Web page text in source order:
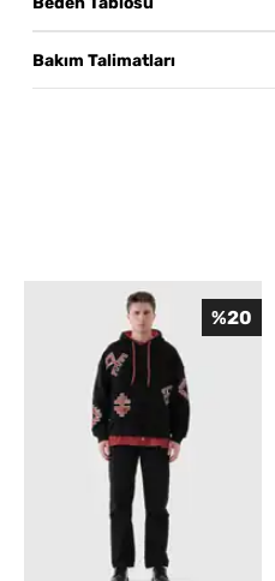
Beden Tablosu
XS
60
Bakım Talimatları
%20